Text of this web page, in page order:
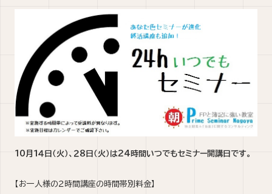
10月１４日（火）、２８日（火）は24時間いつでもセミナー開講日です。
【お一人様の２時間講座の時間帯別料金】